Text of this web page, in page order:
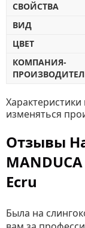
СВОЙСТВА
ВИД
ЦВЕТ
КОМПАНИЯ-
изменяться
Отзывы
Ecru
Была на